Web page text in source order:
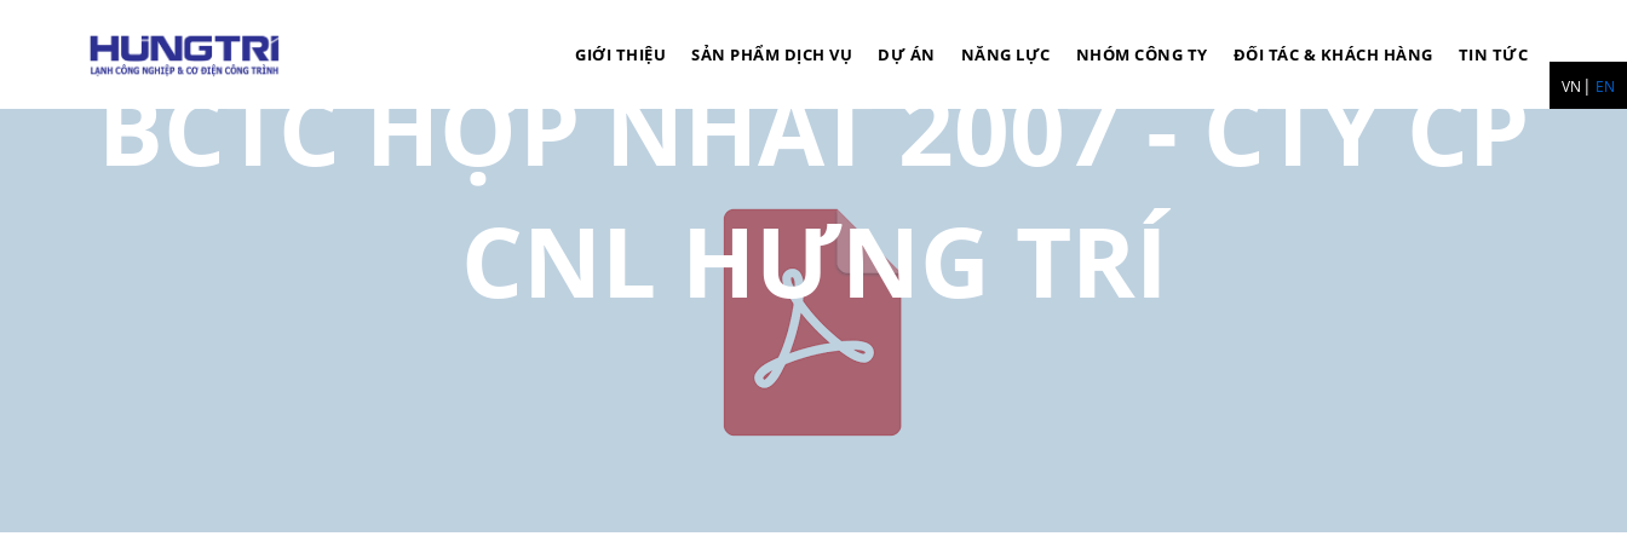
VN EN
GIỚI THIỆU SẢN PHẨM DỊCH VỤ DỰ ÁN NĂNG LỰC NHÓM CÔNG TY ĐỐI TÁC & KHÁCH HÀNG TIN TỨC
BCTC HỢP NHẤT 2007 - CTY CP
CNL HƯNG TRÍ